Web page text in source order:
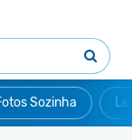
Sozinha